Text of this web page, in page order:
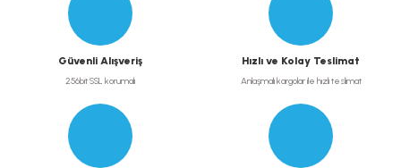
Güvenli Alışveriş
256bit SSL korumalı
Hızlı ve Kolay Teslimat
Anlaşmalı kargolar ile hızlı teslimat